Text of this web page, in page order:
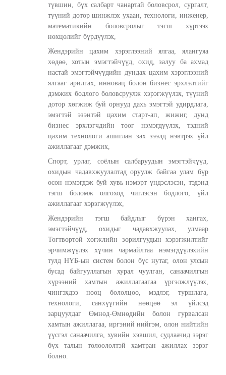
түвшин, бүх салбарт чанартай боловсрол, сургалт,
түүний дотор шинжлэх ухаан, технологи, инженер,
математикийн боловсролыг тэгш хүртээх
нөхцөлийг бүрдүүлэх,
Жендэрийн цахим хэрэглээний ялгаа, ялангуяа
хөдөө, хотын эмэгтэйчүүд, охид, залуу ба ахмад
настай эмэгтэйчүүдийн дундах цахим хэрэглээний
ялгааг арилгах, инновац болон бизнес эрхлэлтийг
дэмжих бодлого боловсруулж хэрэгжүүлэх, түүний
дотор хөгжиж буй орнууд дахь эмэгтэй удирдлага,
эмэгтэй эзэнтэй цахим старт-ап, жижиг, дунд
бизнес эрхлэгчдийн тоог нэмэгдүүлэх, тэдний
цахим технологи ашиглан зах зээлд нэвтрэх үйл
ажиллагааг дэмжих,
Спорт, урлаг, соёлын салбаруудын эмэгтэйчүүд,
охидын чадавхжуулалтад оруулж байгаа улам бүр
өсөн нэмэгдэж буй хувь нэмэрт үндэслэсэн, тэдэнд
тэгш боломж олгоход чиглэсэн бодлого, үйл
ажиллагааг хэрэгжүүлэх,
Жендэрийн тэгш байдлыг бүрэн хангах,
эмэгтэйчүүд, охидыг чадавхжуулах, улмаар
Тогтвортой хөгжлийн зорилгуудын хэрэгжилтийг
эрчимжүүлэх хүчин чармайлтаа нэмэгдүүлэхийн
тулд НҮБ-ын систем болон бүс нутаг, олон улсын
бусад байгууллагын хурал чуулган, санаачилгын
хүрээний хамтын ажиллагаагаа үргэлжлүүлэх,
чингэхдээ нөөц бололцоо, мэдлэг, туршлага,
технологи, санхүүгийн нөөцөө эл үйлсэд
зарцуулдаг Өмнөд-Өмнөдийн болон гурвалсан
хамтын ажиллагаа, иргэний нийгэм, олон нийтийн
үүсгэл санаачилга, хувийн хэвшил, судлаачид зэрэг
бүх талын төлөөлөлтэй хамтран ажиллах зэрэг
болно.